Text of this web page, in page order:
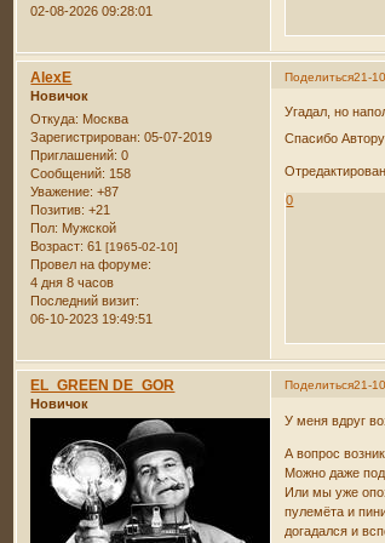
02-08-2026 09:28:01
Поделиться21-
AlexE
Новичок
Откуда: Москва
Зарегистрирован: 05-07-2019
Приглашений: 0
Сообщений: 158
Уважение: +87
Позитив: +21
Пол: Мужской
Возраст: 61[1965-02-10]
Провел на форуме:
4 дня 8 часов
Последний визит:
06-10-2023 19:49:51
Угадал, но
Спасибо
0
Поделиться21-
EL_GREEN DE_GOR
Новичок
У меня вдруг
А вопрос
Можно даже под
Или мы уже
пулемёта и
догадался и